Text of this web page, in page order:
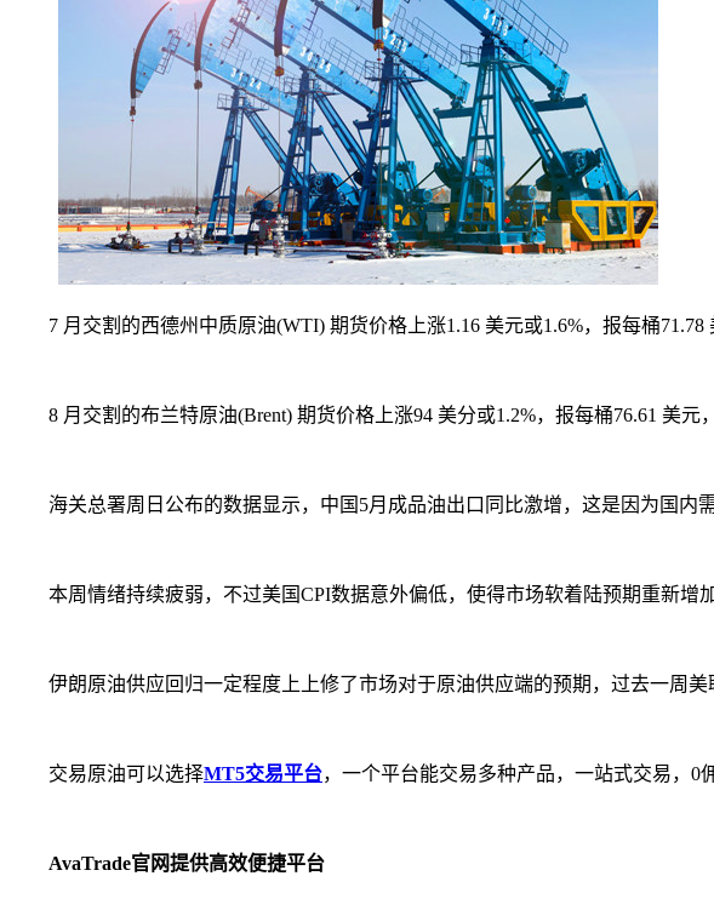
7 月交割的西德州中质原油(WTI) 期货价格上涨1.16 美元或1.6%，报每桶71.78
8 月交割的布兰特原油(Brent) 期货价格上涨94 美分或1.2%，报每桶76.61 美元，
海关总署周日公布的数据显示，中国5月成品油出口同比激增，这是因为国内
本周情绪持续疲弱，不过美国CPI数据意外偏低，使得市场软着陆预期重新增
伊朗原油供应回归一定程度上上修了市场对于原油供应端的预期，过去一周美
交易原油可以选择MT5交易平台，一个平台能交易多种产品，一站式交易，0
AvaTrade官网提供高效便捷平台